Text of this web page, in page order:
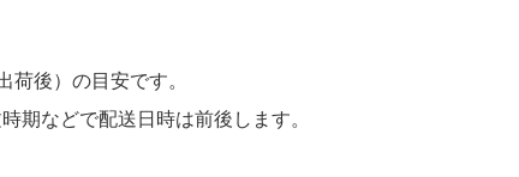
後）の目安です。
期などで配送日時は前後します。